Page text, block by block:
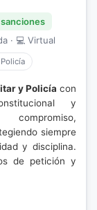
· 💻 Virtual
y Policía con
y
siempre
y disciplina.
de petición y